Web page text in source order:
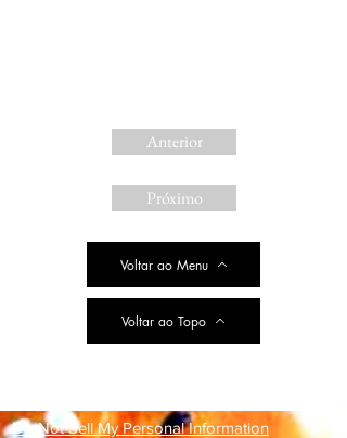
Anterior
Próximo
Voltar ao Menu
Voltar ao Topo
Do Not Sell My Personal Information